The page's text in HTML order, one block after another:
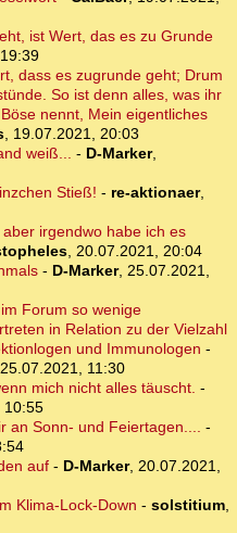
ist Wert, das es zu Grunde
dass es zugrunde geht; Drum
So ist denn alles, was ihr
nennt, Mein eigentliches
19.07.2021, 20:03
weiß...
- D-Marker,
Stieß! - re-aktionaer,
irgendwo habe ich es
20.07.2021, 20:04
- D-Marker, 25.07.2021,
Forum so wenige
in Relation zu der Vielzahl
und Immunologen -
25.07.2021, 11:30
mich nicht alles täuscht. -
10:55
an Sonn- und Feiertagen....
-
auf- D-Marker, 20.07.2021,
Klima-Lock-Down - solstitium,